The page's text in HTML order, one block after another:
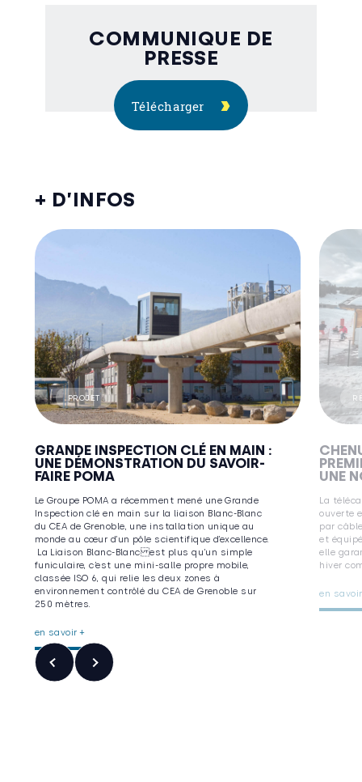
COMMUNIQUE DE
PRESSE
Télécharger
+ D’INFOS
PROJET
GRANDE INSPECTION CLÉ EN MAIN :
UNE DÉMONSTRATION DU SAVOIR-
FAIRE POMA
Le Groupe POMA a récemment mené une Grande
Inspection clé en main sur la liaison Blanc-Blanc
du CEA de Grenoble, une installation unique au
monde au cœur d’un pôle scientifique d’excellence.
La Liaison Blanc-Blanc est plus qu’un simple
funiculaire, c’est une mini-salle propre mobile,
classée ISO 6, qui relie les deux zones à
environnement contrôlé du CEA de Grenoble sur
250 mètres.
en savoir +
UNE
La
ouverte
par
et
elle
hiver
en